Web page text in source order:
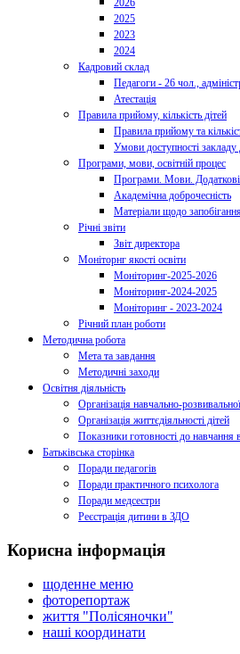
2026
2025
2023
2024
Кадровий склад
Педагоги - 26 чол.,
Атестація
Правила прийому, кількість дітей
Правила прийому та
Умови доступності
Програми, мови, освітній процес
Програми. Мови. Додаткові
Академічна доброчесність
Матеріали щодо
Річні звіти
Звіт директора
Моніторнг якості освіти
Моніторинг-2025-2026
Моніторинг-2024-2025
Моніторинг - 2023-2024
Річний план роботи
Методична робота
Мета та завдання
Методичні заходи
Освітня діяльність
Організація навчально-
Організація життєдіяльності дітей
Показники готовності до навчання
Батьківська сторінка
Поради педагогів
Поради практичного психолога
Поради медсестри
Реєстрація дитини в ЗДО
Корисна інформація
щоденне меню
фоторепортаж
життя "Полісяночки"
наші координати